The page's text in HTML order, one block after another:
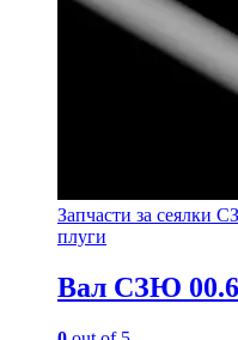
Запчасти за сеялки
плуги
Вал СЗЮ